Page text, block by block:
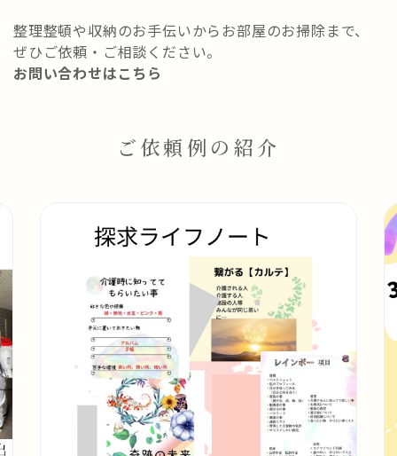
整理整頓や収納のお手伝いからお部屋のお掃除まで、
ぜひご依頼・ご相談ください。
お問い合わせはこちら
ご依頼例の紹介